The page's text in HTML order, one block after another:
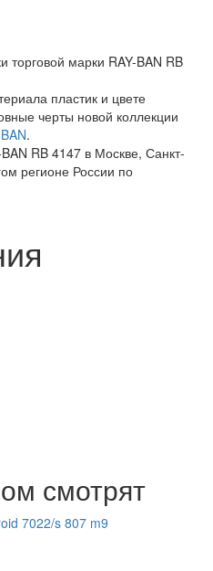
торговой марки RAY-BAN RB
пластик и цвете
черты новой коллекции
.
RB 4147 в Москве, Санкт-
регионе России по
смотрят
7022/s 807 m9